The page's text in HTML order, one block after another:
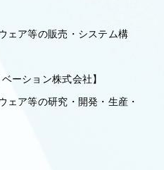
ェア等の販売・システム構
ーション株式会社】
ェア等の研究・開発・生産・